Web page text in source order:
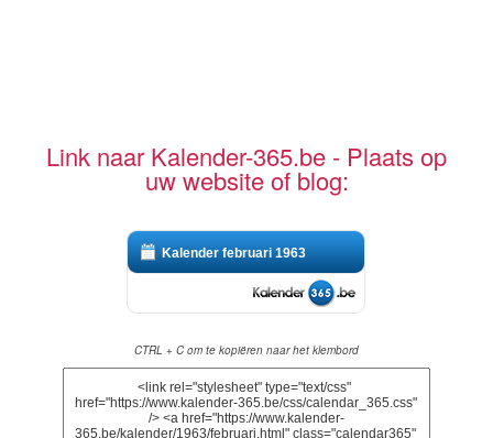
Link naar Kalender-365.be - Plaats op
uw website of blog:
Kalender februari 1963
CTRL + C om te kopiëren naar het klembord